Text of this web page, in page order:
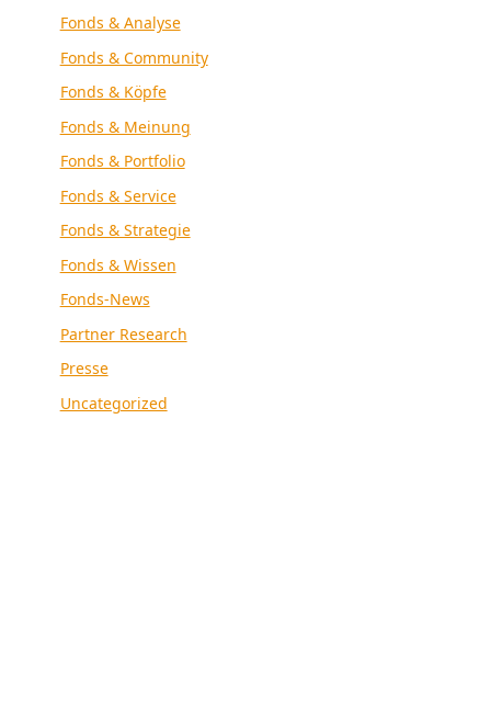
Fonds & Analyse
Fonds & Community
Fonds & Köpfe
Fonds & Meinung
Fonds & Portfolio
Fonds & Service
Fonds & Strategie
Fonds & Wissen
Fonds-News
Partner Research
Presse
Uncategorized